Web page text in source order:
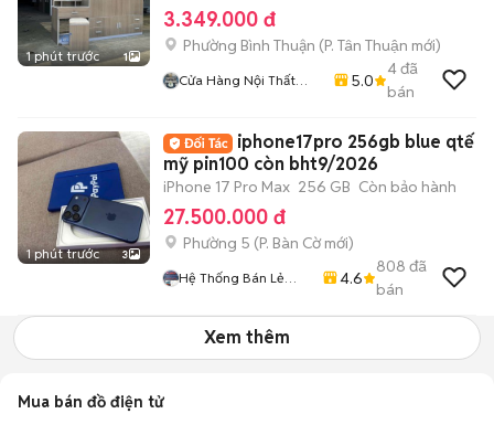
1 phút trước 1
3.349.000 đ
Phường Bình Thuận (P. Tân Thuận mới)
Cửa Hàng Nội Thất
5.0
4đã
bán
1 phút trước 3
iphone17pro 256gb blue qtế
mỹ pin100 còn bht9/2026
iPhone 17 Pro Max 256 GB Còn bảo hành
27.500.000 đ
Phường 5 (P. Bàn Cờmới)
Hệ Thống Bán Lẻ
SmartPhone Nam Á
4.6
808 đã
bán
Xem thêm
Mua bán đồ điện tử